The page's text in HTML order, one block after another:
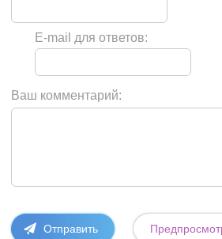
E-mail для ответов:
Ваш комментарий: